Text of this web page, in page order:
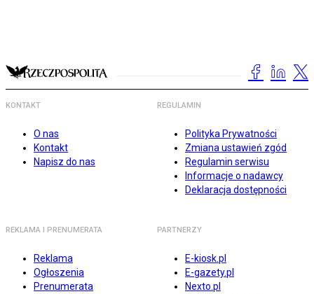
KONTAKT
O nas
Kontakt
Napisz do nas
REGULAMIN
Polityka Prywatności
Zmiana ustawień zgód
Regulamin serwisu
Informacje o nadawcy
Deklaracja dostępności
REKLAMA I PRENUMERATA
Reklama
Ogłoszenia
Prenumerata
PARTNERZY
E-kiosk.pl
E-gazety.pl
Nexto.pl